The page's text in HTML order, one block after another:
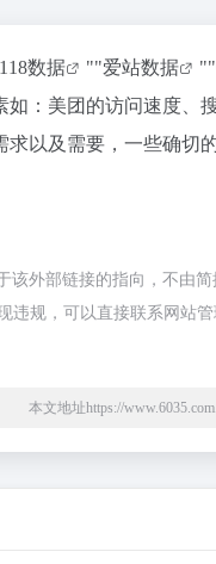
数据 ""爱站数据 ""
：美团的访问速度、
以及需要，一些确切
外部链接的指向，不由
违规，可以直接联系网站
本文地址https://